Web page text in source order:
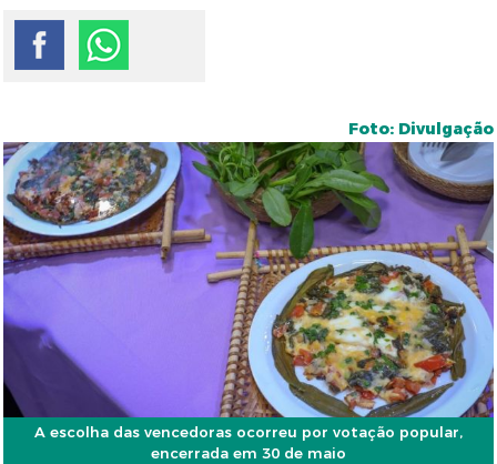
Foto: Divulgação
A escolha das vencedoras ocorreu por votação popular,
encerrada em 30 de maio